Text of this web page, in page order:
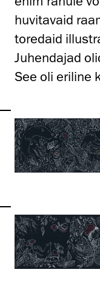
huvitavaid
toredaid
Juhendajad
See oli eriline